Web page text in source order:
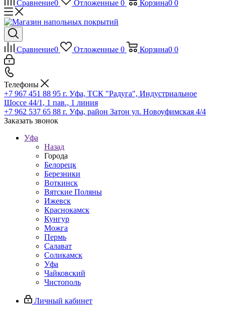
Сравнение0 Отложенные 0 Корзина0 0
Сравнение0 Отложенные 0 Корзина0 0
Телефоны
+7 967 451 88 95 г. Уфа, ТСК "Радуга", Индустриальное
Шоссе 44/1, 1 пав., 1 линия
+7 962 537 65 88 г. Уфа, район Затон ул. Новоуфимская 4/4
Заказать звонок
Уфа
Назад
Города
Белорецк
Березники
Воткинск
Вятские Поляны
Ижевск
Краснокамск
Кунгур
Можга
Пермь
Салават
Соликамск
Уфа
Чайковский
Чистополь
Личный кабинет